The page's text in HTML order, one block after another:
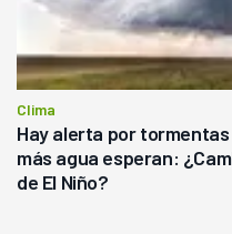
Clima
Hay alerta por
más agua esperan:
de El Niño?